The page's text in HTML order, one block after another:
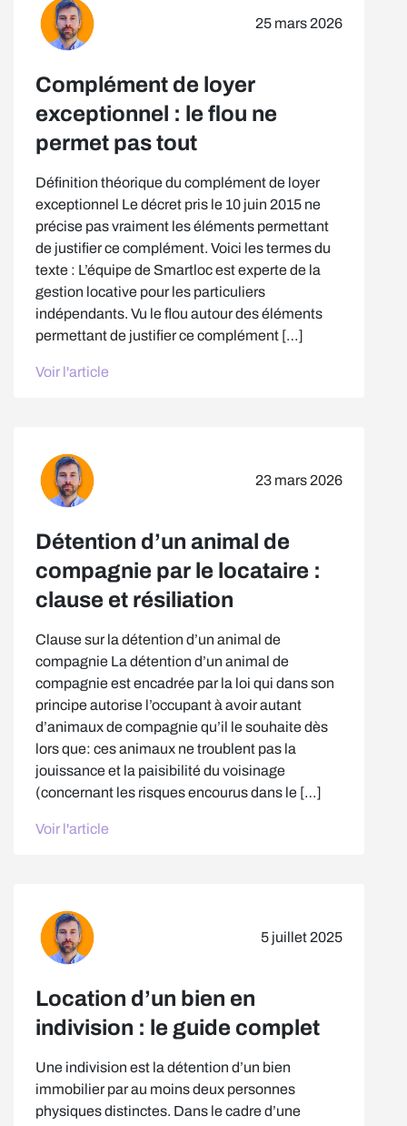
25 mars 2026
Complément de loyer
exceptionnel : le flou ne
permet pas tout
Définition théorique du complément de loyer
exceptionnel Le décret pris le 10 juin 2015 ne
précise pas vraiment les éléments permettant
de justifier ce complément. Voici les termes du
texte : L’équipe de Smartloc est experte de la
gestion locative pour les particuliers
indépendants. Vu le flou autour des éléments
permettant de justifier ce complément […]
Voir l'article
23 mars 2026
Détention d’un animal de
compagnie par le locataire :
clause et résiliation
Clause sur la détention d’un animal de
compagnie La détention d’un animal de
compagnie est encadrée par la loi qui dans son
principe autorise l’occupant à avoir autant
d’animaux de compagnie qu’il le souhaite dès
lors que: ces animaux ne troublent pas la
jouissance et la paisibilité du voisinage
(concernant les risques encourus dans le […]
Voir l'article
5 juillet 2025
Location d’un bien en
indivision : le guide complet
Une indivision est la détention d’un bien
immobilier par au moins deux personnes
physiques distinctes. Dans le cadre d’une